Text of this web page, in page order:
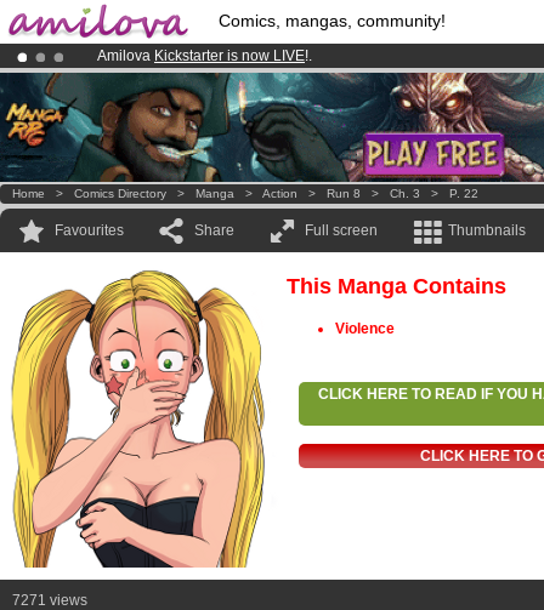
Comics, mangas, community!
Amilova Kickstarter is now LIVE!.
Premium membership from3.95 eurosper month !Get membership
Already 100000 membersand 1000 comics & mangas!.
Home > Comics Directory > Manga > Action > Run 8 > Ch. 3 > P. 22
Favourites Share Full screen Thumbnails
This Manga Contains
Violence
CLICK HERE TO READ IF YOU
CLICK HERE TO
7271 views